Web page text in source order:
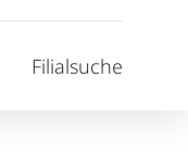
Filialsuche